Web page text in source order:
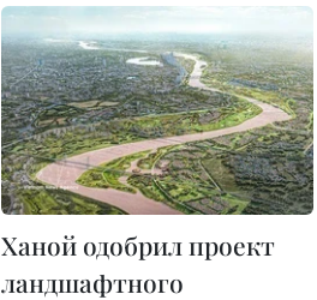
Ханой одобрил проект
ландшафтного